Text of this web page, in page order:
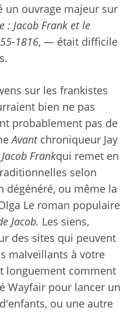
un ouvrage majeur sur
: Jacob Frank et le
1816, — était difficile
sur les frankistes
bien ne pas
probablement pas de
Avant chroniqueur Jay
Frankqui remet en
selon
dégénéré, ou même la
Le roman populaire
Jacob. Les siens,
des sites qui peuvent
malveillants à votre
longuement comment
Wayfair pour lancer un
ou une autre